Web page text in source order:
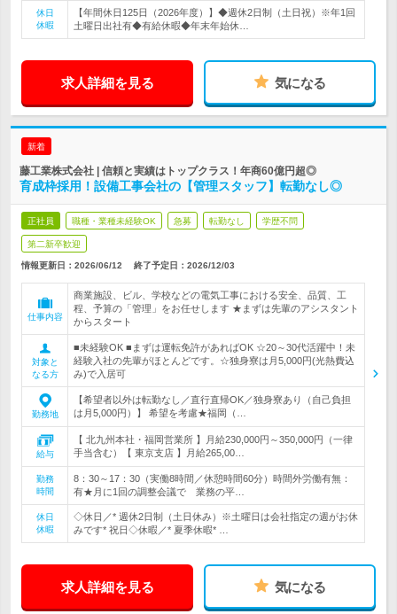
休日
休暇
【年間休日125日（2026年度）】◆週休2日制（土日祝）※年1回
土曜日出社有◆有給休暇◆年末年始休…
求人詳細を見る 気になる
新着
藤工業株式会社 | 信頼と実績はトップクラス！年商60億円超◎
育成枠採用！設備工事会社の【管理スタッフ】転勤なし◎
正社員 職種・業種未経験OK 急募 転勤なし 学歴不問
第二新卒歓迎
情報更新日：2026/06/12 終了予定日： 2026/12/03
仕事内容
商業施設、ビル、学校などの電気工事における安全、品質、工
程、予算の「管理」をお任せします ★まずは先輩のアシスタント
からスタート
対象と
なる方
■未経験OK ■まずは運転免許があればOK ☆20～30代活躍中！未
経験入社の先輩がほとんどです。☆独身寮は月5,000円(光熱費込
み)で入居可
勤務地
【希望者以外は転勤なし／直行直帰OK／独身寮あり（自己負担
は月5,000円）】 希望を考慮★福岡（…
給与
【 北九州本社・福岡営業所 】月給230,000円～350,000円（一律
手当含む）【 東京支店 】月給265,00…
勤務
時間
8：30～17：30（実働8時間／休憩時間60分）時間外労働有無：
有★月に1回の調整会議で 業務の平…
休日
休暇
◇休日／* 週休2日制（土日休み）※土曜日は会社指定の週がお休
みです* 祝日◇休暇／* 夏季休暇* …
求人詳細を見る 気になる